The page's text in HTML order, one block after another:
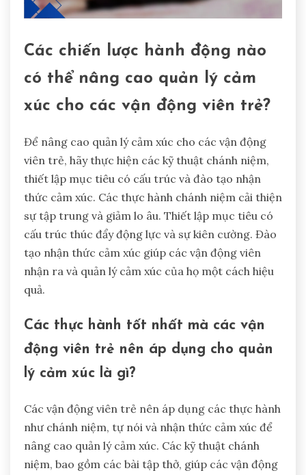
Các chiến lược hành động nào
có thể nâng cao quản lý cảm
xúc cho các vận động viên trẻ?
Để nâng cao quản lý cảm xúc cho các vận động
viên trẻ, hãy thực hiện các kỹ thuật chánh niệm,
thiết lập mục tiêu có cấu trúc và đào tạo nhận
thức cảm xúc. Các thực hành chánh niệm cải thiện
sự tập trung và giảm lo âu. Thiết lập mục tiêu có
cấu trúc thúc đẩy động lực và sự kiên cường. Đào
tạo nhận thức cảm xúc giúp các vận động viên
nhận ra và quản lý cảm xúc của họ một cách hiệu
quả.
Các thực hành tốt nhất mà các vận
động viên trẻ nên áp dụng cho quản
lý cảm xúc là gì?
Các vận động viên trẻ nên áp dụng các thực hành
như chánh niệm, tự nói và nhận thức cảm xúc để
nâng cao quản lý cảm xúc. Các kỹ thuật chánh
niệm, bao gồm các bài tập thở, giúp các vận động